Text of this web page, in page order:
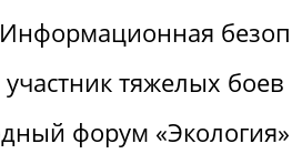
тяжелых
форум